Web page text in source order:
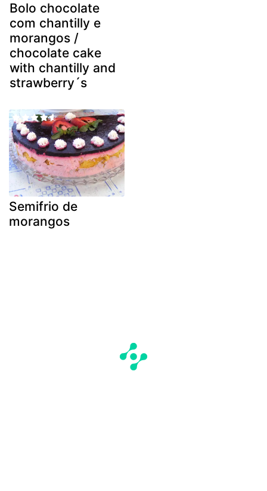
Bolo chocolate
com chantilly e
morangos /
chocolate cake
with chantilly and
strawberry´s
Semifrio de
morangos